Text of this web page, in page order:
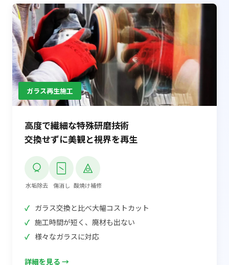
ガラス再生施工
高度で繊細な特殊研磨技術
交換せずに美観と視界を再生
水垢除去 傷消し 酸焼け補修
ガラス交換と比べ大幅コストカット
施工時間が短く、廃材も出ない
様々なガラスに対応
詳細を見る →